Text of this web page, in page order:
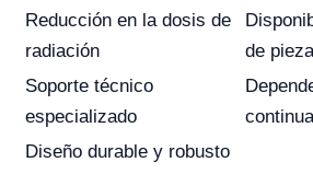
Reducción en la dosis de
radiación
de
Soporte técnico
especializado
continua
Diseño durable y robusto